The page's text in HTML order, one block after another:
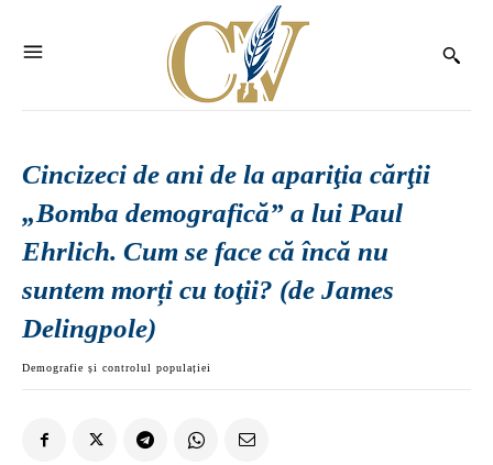
Cincizeci de ani de la apariţia cărţii
„Bomba demografică” a lui Paul
Ehrlich. Cum se face că încă nu
suntem morți cu toţii? (de James
Delingpole)
Demografie și controlul populației